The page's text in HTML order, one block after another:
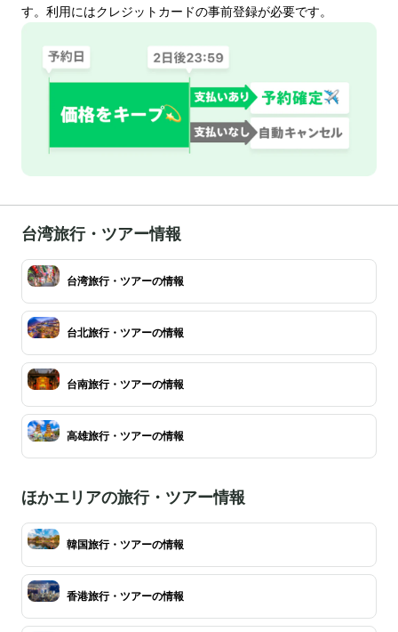
す。利用にはクレジットカードの事前登録が必要です。
台湾旅行・ツアー情報
台湾旅行・ツアーの情報
台北旅行・ツアーの情報
台南旅行・ツアーの情報
高雄旅行・ツアーの情報
ほかエリアの旅行・ツアー情報
韓国旅行・ツアーの情報
香港旅行・ツアーの情報